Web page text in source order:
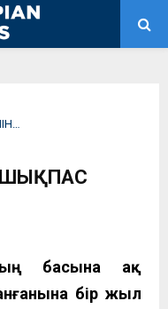
ШЫҚПАС
басына ақ
бір жыл